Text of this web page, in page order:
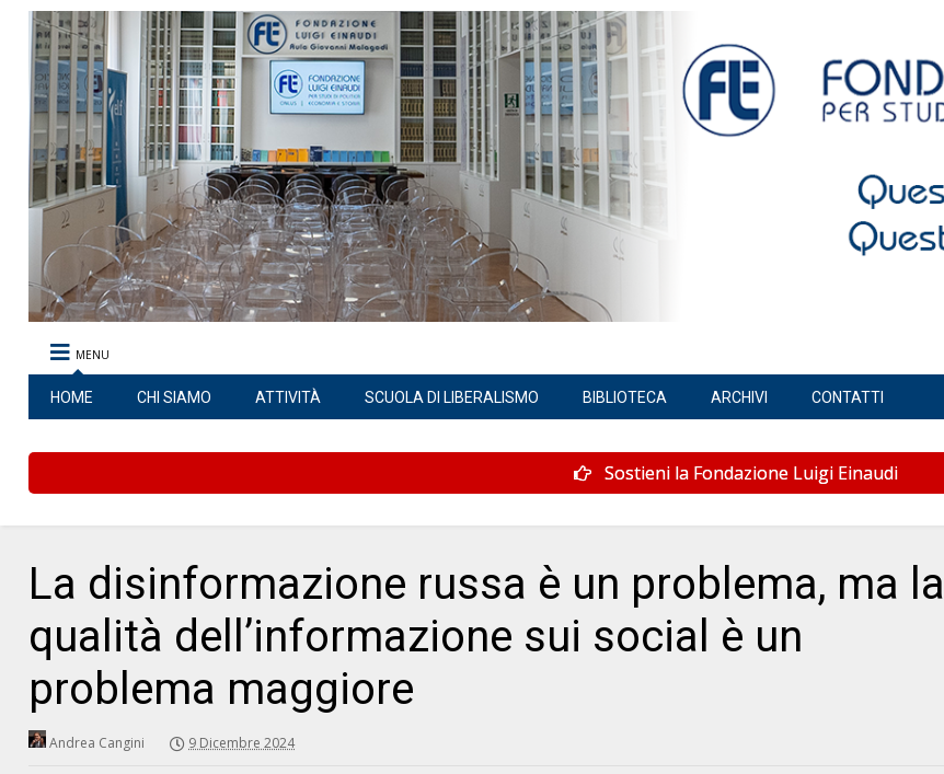
MENU
HOME CHI SIAMO ATTIVITÀ SCUOLA DI LIBERALISMO BIBLIOTECA ARCHIVI CONTATTI
Sostieni la Fondazione Luigi Einaudi
La disinformazione russa è un problema, ma la
qualità dell’informazione sui social è un
problema maggiore
Andrea Cangini 9 Dicembre 2024